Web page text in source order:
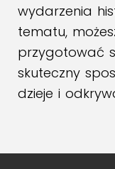
wydarzenia
tematu,
przygotować
skuteczny
dzieje i